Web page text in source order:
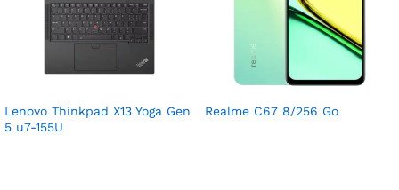
Lenovo Thinkpad X13 Yoga Gen
5 u7-155U
Realme C67 8/256 Go